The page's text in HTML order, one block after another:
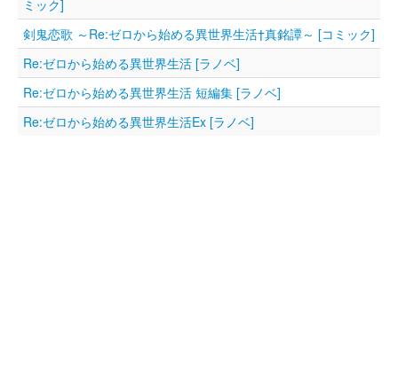
ミック]
剣鬼恋歌 ～Re:ゼロから始める異世界生活†真銘譚～ [コミック]
Re:ゼロから始める異世界生活 [ラノベ]
Re:ゼロから始める異世界生活 短編集 [ラノベ]
Re:ゼロから始める異世界生活Ex [ラノベ]